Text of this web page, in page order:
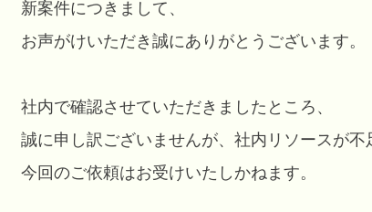
新案件につきまして、
お声がけいただき誠にありがとうございます。
社内で確認させていただきましたところ、
誠に申し訳ございませんが、社内リソースが不
今回のご依頼はお受けいたしかねます。